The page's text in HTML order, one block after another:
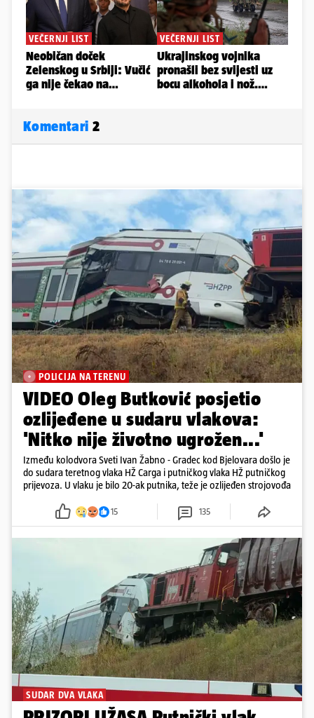
Komentari 2
POLICIJA NA TERENU
VIDEO Oleg Butković posjetio
ozlijeđene u sudaru vlakova:
'Nitko nije životno ugrožen...'
Između kolodvora Sveti Ivan Žabno - Gradec kod Bjelovara došlo je
do sudara teretnog vlaka HŽ Carga i putničkog vlaka HŽ putničkog
prijevoza. U vlaku je bilo 20-ak putnika, teže je ozlijeđen strojovođa
15 135
SUDAR DVA VLAKA